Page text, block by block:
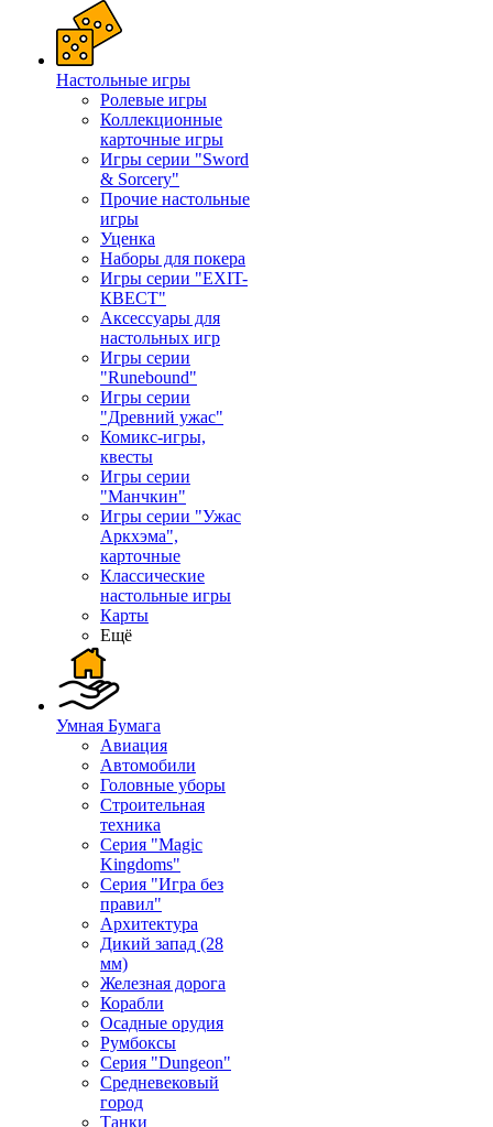
Настольные игры
Ролевые игры
Коллекционные
карточные игры
Игры серии "Sword
& Sorcery"
Прочие настольные
игры
Уценка
Наборы для покера
Игры серии "EXIT-
КВЕСТ"
Аксессуары для
настольных игр
Игры серии
"Runebound"
Игры серии
"Древний ужас"
Комикс-игры,
квесты
Игры серии
"Манчкин"
Игры серии "Ужас
Аркхэма",
карточные
Классические
настольные игры
Карты
Ещё
Умная Бумага
Авиация
Автомобили
Головные уборы
Строительная
техника
Серия "Magic
Kingdoms"
Серия "Игра без
правил"
Архитектура
Дикий запад (28
мм)
Железная дорога
Корабли
Осадные орудия
Румбоксы
Серия "Dungeon"
Средневековый
город
Танки